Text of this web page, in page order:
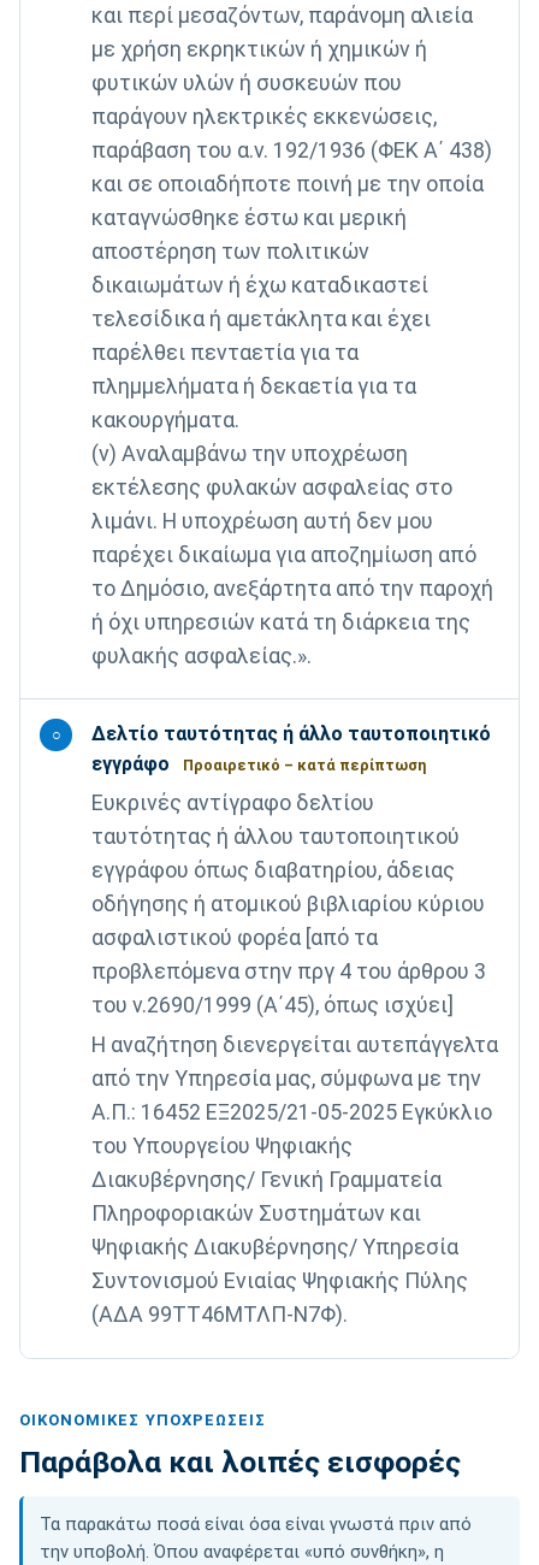
και περί μεσαζόντων, παράνομη αλιεία
με χρήση εκρηκτικών ή χημικών ή
φυτικών υλών ή συσκευών που
παράγουν ηλεκτρικές εκκενώσεις,
παράβαση του α.ν. 192/1936 (ΦΕΚ Α΄ 438)
και σε οποιαδήποτε ποινή με την οποία
καταγνώσθηκε έστω και μερική
αποστέρηση των πολιτικών
δικαιωμάτων ή έχω καταδικαστεί
τελεσίδικα ή αμετάκλητα και έχει
παρέλθει πενταετία για τα
πλημμελήματα ή δεκαετία για τα
κακουργήματα.
(v) Αναλαμβάνω την υποχρέωση
εκτέλεσης φυλακών ασφαλείας στο
λιμάνι. Η υποχρέωση αυτή δεν μου
παρέχει δικαίωμα για αποζημίωση από
το Δημόσιο, ανεξάρτητα από την παροχή
ή όχι υπηρεσιών κατά τη διάρκεια της
φυλακής ασφαλείας.».
○
Δελτίο ταυτότητας ή άλλο ταυτοποιητικό
εγγράφο
Προαιρετικό – κατά περίπτωση
Ευκρινές αντίγραφο δελτίου
ταυτότητας ή άλλου ταυτοποιητικού
εγγράφου όπως διαβατηρίου, άδειας
οδήγησης ή ατομικού βιβλιαρίου κύριου
ασφαλιστικού φορέα [από τα
προβλεπόμενα στην πργ 4 του άρθρου 3
του ν.2690/1999 (Α΄45), όπως ισχύει]
H αναζήτηση διενεργείται αυτεπάγγελτα
από την Υπηρεσία μας, σύμφωνα με την
Α.Π.: 16452 ΕΞ2025/21-05-2025 Εγκύκλιο
του Υπουργείου Ψηφιακής
Διακυβέρνησης/ Γενική Γραμματεία
Πληροφοριακών Συστημάτων και
Ψηφιακής Διακυβέρνησης/ Υπηρεσία
Συντονισμού Ενιαίας Ψηφιακής Πύλης
(ΑΔΑ 99ΤΤ46ΜΤΛΠ-Ν7Φ).
ΟΙΚΟΝΟΜΙΚΈΣ ΥΠΟΧΡΕΏΣΕΙΣ
Παράβολα και λοιπές εισφορές
Τα παρακάτω ποσά είναι όσα είναι γνωστά πριν από
την υποβολή. Όπου αναφέρεται «υπό συνθήκη», η